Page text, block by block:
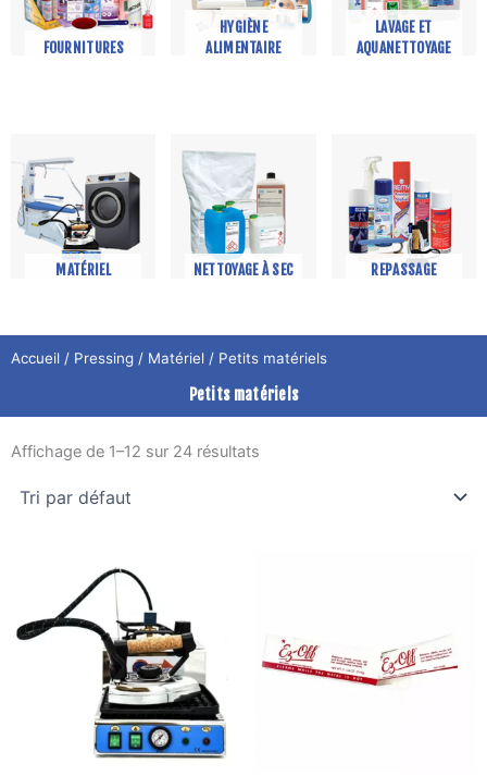
FOURNITURES
HYGIÈNE
ALIMENTAIRE
LAVAGE ET
AQUANETTOYAGE
MATÉRIEL NETTOYAGE À SEC REPASSAGE
Accueil / Pressing / Matériel / Petits matériels
Petits matériels
Affichage de 1–12 sur 24 résultats